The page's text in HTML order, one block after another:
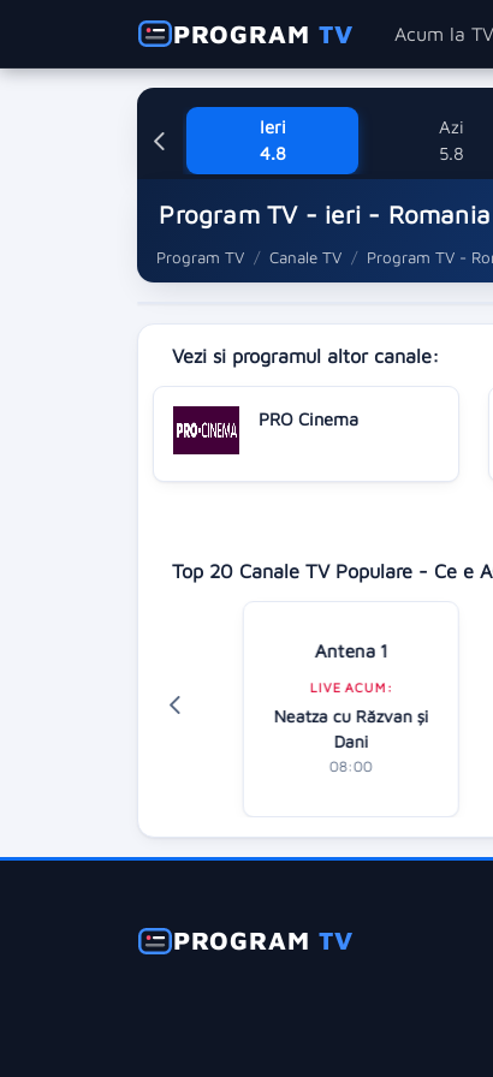
PROGRAMTV Acum la TV
Ieri
4.8
Azi
5.8
Program TV - ieri -
Program TV Canale TV Program TV -
Vezi si programul altor canale:
PRO Cinema
Top 20 Canale TV Populare - Ce e
Antena 1
LIVE ACUM:
Neatza cu Răzvan şi
Dani
08:00
PROGRAMTV